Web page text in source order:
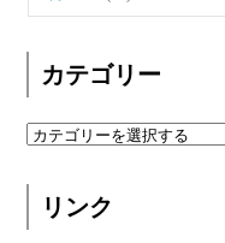
カテゴリー
リンク